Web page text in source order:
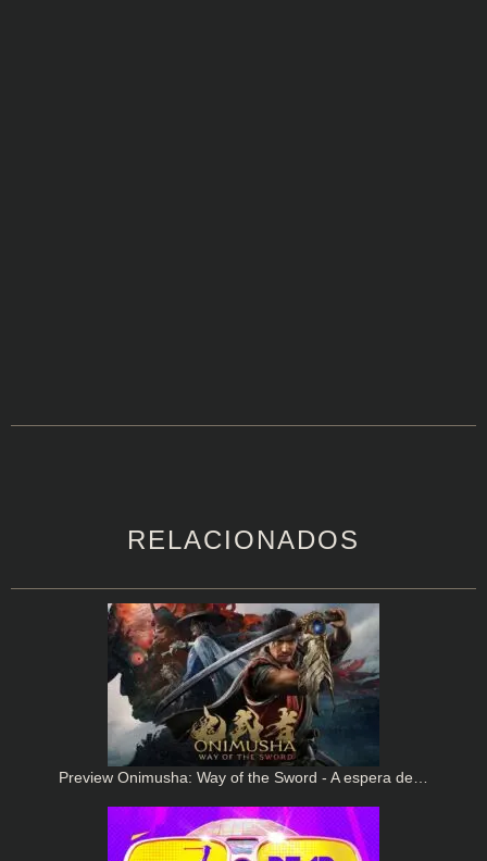
RELACIONADOS
Preview Onimusha: Way of the Sword - A espera de…